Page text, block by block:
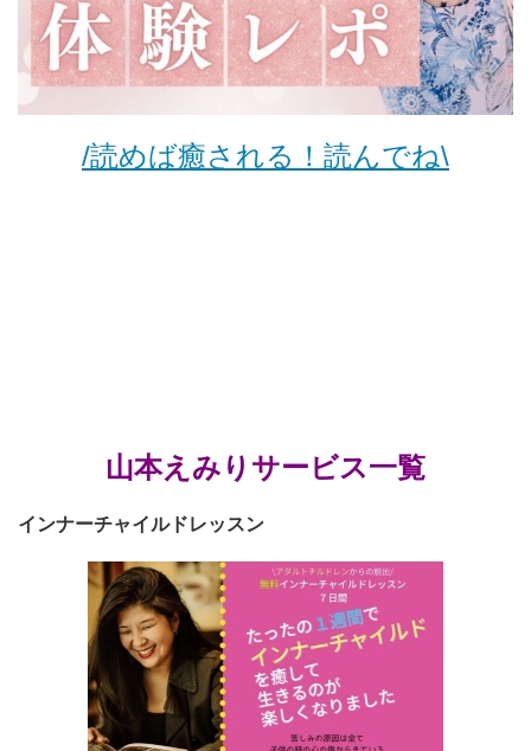
/読めば癒される！読んでね\
山本えみりサービス一覧
インナーチャイルドレッスン